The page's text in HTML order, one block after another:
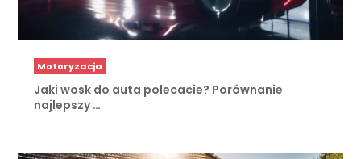
Motoryzacja
Jaki wosk do auta polecacie? Porównanie
najlepszy …